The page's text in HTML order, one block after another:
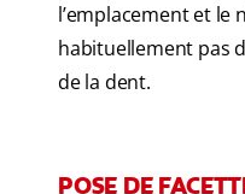
l’emplacement et le
habituellement pas
de la dent.
POSE DE